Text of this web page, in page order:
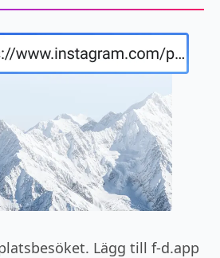
Lägg till f-d.app